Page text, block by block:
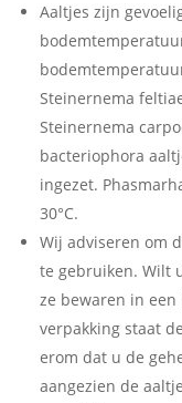
Aaltjes zijn
Steinernema
Steinernema
bacteriophora
ingezet.
30°C.
Wij adviseren om
te gebruiken. Wilt
ze bewaren in
verpakking staat
erom dat u de
aangezien de